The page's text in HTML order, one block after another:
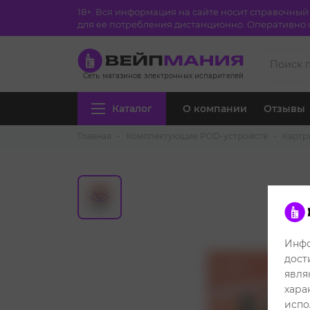
18+. Вся информация на сайте носит
для её потребления дистанционно. Оперативно
Сеть магазинов электронных испарителей
Каталог О компании Отзывы